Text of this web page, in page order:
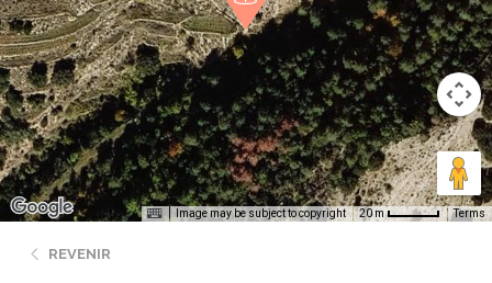
Image may be subject to copyright 20 m Terms
REVENIR